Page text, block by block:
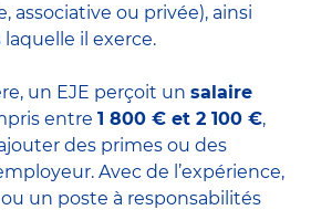
associative ou privée), ainsi
il exerce.
un EJE perçoit un salaire
entre 1 800 € et 2 100 €,
des primes ou des
Avec de l’expérience,
un poste à responsabilités